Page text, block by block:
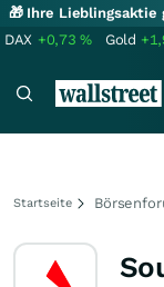
🎁 Ihre
DAX +0,73% Gold
Startseite